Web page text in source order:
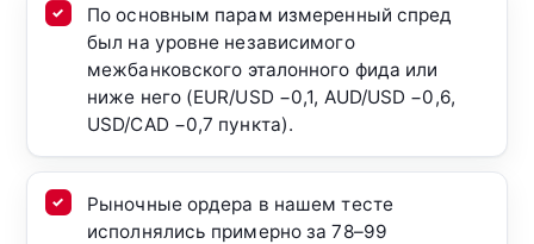
По основным парам измеренный спред
был на уровне независимого
межбанковского эталонного фида или
ниже него (EUR/USD −0,1, AUD/USD −0,6,
USD/CAD −0,7 пункта).
Рыночные ордера в нашем тесте
исполнялись примерно за 78–99